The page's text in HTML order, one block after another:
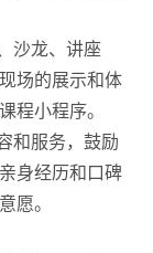
沙龙、讲座
场的展示和体
程小程序。
和服务，鼓励
身经历和口碑
愿。